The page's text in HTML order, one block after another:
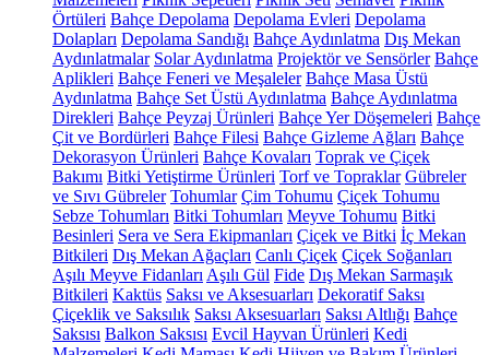
Örtüleri Bahçe Depolama Depolama Evleri Depolama
Dolapları Depolama Sandığı Bahçe Aydınlatma Dış Mekan
Aydınlatmalar Solar Aydınlatma Projektör ve Sensörler Bahçe
Aplikleri Bahçe Feneri ve Meşaleler Bahçe Masa Üstü
Aydınlatma Bahçe Set Üstü Aydınlatma Bahçe Aydınlatma
Direkleri Bahçe Peyzaj Ürünleri Bahçe Yer Döşemeleri Bahçe
Çit ve Bordürleri Bahçe Filesi Bahçe Gizleme Ağları Bahçe
Dekorasyon Ürünleri Bahçe Kovaları Toprak ve Çiçek
Bakımı Bitki Yetiştirme Ürünleri Torf ve Topraklar Gübreler
ve Sıvı Gübreler Tohumlar Çim Tohumu Çiçek Tohumu
Sebze Tohumları Bitki Tohumları Meyve Tohumu Bitki
Besinleri Sera ve Sera Ekipmanları Çiçek ve Bitki İç Mekan
Bitkileri Dış Mekan Ağaçları Canlı Çiçek Çiçek Soğanları
Aşılı Meyve Fidanları Aşılı Gül Fide Dış Mekan Sarmaşık
Bitkileri Kaktüs Saksı ve Aksesuarları Dekoratif Saksı
Çiçeklik ve Saksılık Saksı Aksesuarları Saksı Altlığı Bahçe
Saksısı Balkon Saksısı Evcil Hayvan Ürünleri Kedi